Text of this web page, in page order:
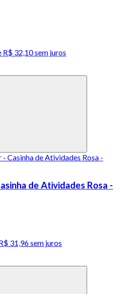
R$ 32,10 sem juros
de Atividades Rosa -
31,96 sem juros